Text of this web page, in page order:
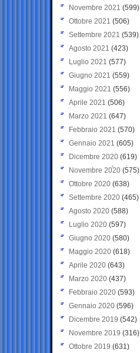
Novembre 2021 (599)
Ottobre 2021 (506)
Settembre 2021 (539)
Agosto 2021 (423)
Luglio 2021 (577)
Giugno 2021(559)
Maggio 2021 (556)
Aprile 2021 (506)
Marzo 2021 (647)
Febbraio 2021 (570)
Gennaio 2021 (605)
Dicembre 2020 (619)
Novembre 2020 (575)
Ottobre 2020 (638)
Settembre 2020(465)
Agosto 2020 (588)
Luglio 2020 (597)
Giugno 2020 (580)
Maggio 2020 (618)
Aprile 2020 (643)
Marzo 2020 (437)
Febbraio 2020 (593)
Gennaio 2020 (596)
Dicembre 2019 (542)
Novembre 2019 (316)
Ottobre 2019 (631)